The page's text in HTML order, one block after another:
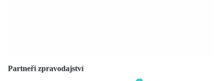
Partneři zpravodajství